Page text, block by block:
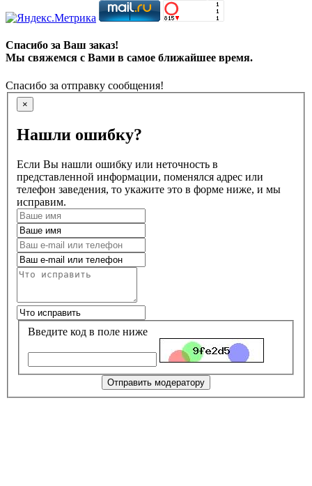
Спасибо за Ваш заказ!
Мы свяжемся с Вами в самое ближайшее время.
Спасибо за отправку сообщения!
×
Нашли ошибку?
Если Вы нашли ошибку или неточность в
представленной информации, поменялся адрес или
телефон заведения, то укажите это в форме ниже, и мы
исправим.
Введите код в поле ниже
Отправить модератору